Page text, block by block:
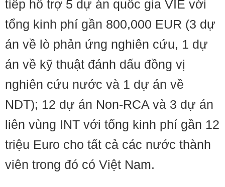
tiếp hỗ trợ 5 dự án quốc gia VIE với
tổng kinh phí gần 800,000 EUR (3 dự
án về lò phản ứng nghiên cứu, 1 dự
án về kỹ thuật đánh dấu đồng vị
nghiên cứu nước và 1 dự án về
NDT); 12 dự án Non-RCA và 3 dự án
liên vùng INT với tổng kinh phí gần 12
triệu Euro cho tất cả các nước thành
viên trong đó có Việt Nam.